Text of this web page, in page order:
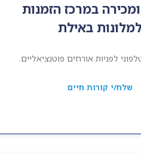
במרכז הזמנות
באילת
לפניות אורחים פוטנציאליים.
שלח/י קורות חיים